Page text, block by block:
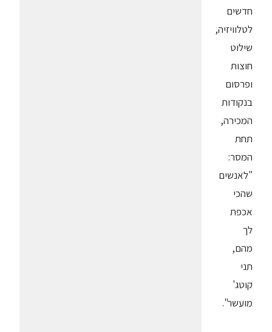
חדשים
לטלוויזיה,
שילוט
חוצות
ופרסום
בנקודות
המכירה,
תחת
המסר:
"לאנשים
שהכי
אכפת
לך
מהם,
תני
קוטג'
מועשר".